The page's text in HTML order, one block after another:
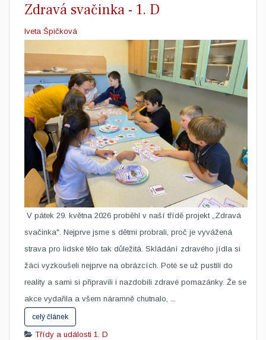
Zdravá svačinka - 1. D
Iveta Špičková
​ V pátek 29. května 2026 proběhl v naší třídě projekt „Zdravá
svačinka". Nejprve jsme s dětmi probrali, proč je vyvážená
strava pro lidské tělo tak důležitá. Skládání zdravého jídla si
žáci vyzkoušeli nejprve na obrázcích. Poté se už pustili do
reality a sami si připravili i nazdobili zdravé pomazánky. Že se
akce vydařila a všem náramně chutnalo, ...
celý článek
Třídy a události 1. D